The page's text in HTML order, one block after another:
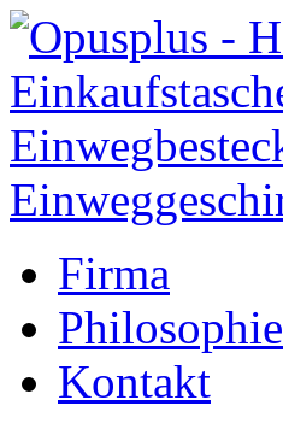
Firma
Philosophie
Kontakt